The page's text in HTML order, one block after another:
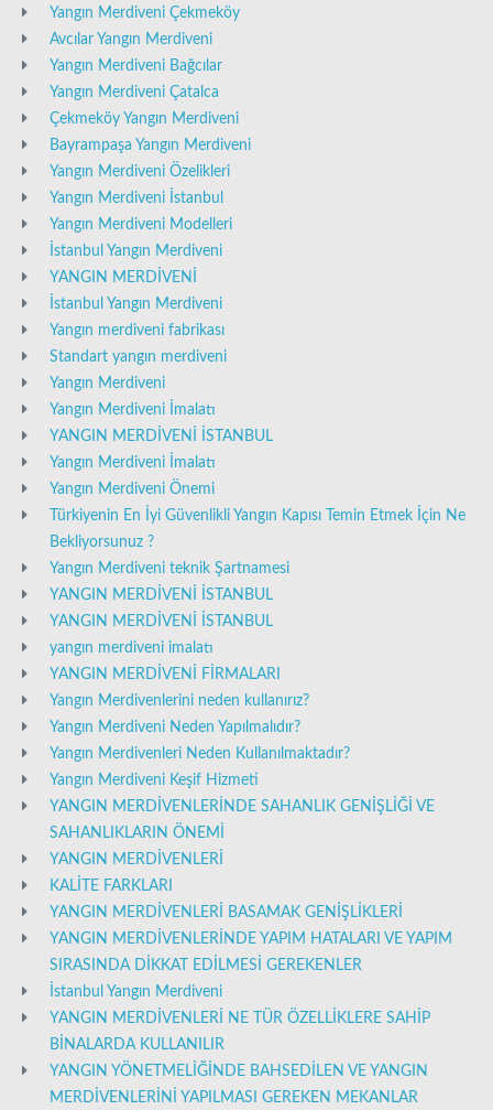
Yangın Merdiveni Çekmeköy
Avcılar Yangın Merdiveni
Yangın Merdiveni Bağcılar
Yangın Merdiveni Çatalca
Çekmeköy Yangın Merdiveni
Bayrampaşa Yangın Merdiveni
Yangın Merdiveni Özelikleri
Yangın Merdiveni İstanbul
Yangın Merdiveni Modelleri
İstanbul Yangın Merdiveni
YANGIN MERDİVENİ
İstanbul Yangın Merdiveni
Yangın merdiveni fabrikası
Standart yangın merdiveni
Yangın Merdiveni
Yangın Merdiveni İmalatı
YANGIN MERDİVENİ İSTANBUL
Yangın Merdiveni İmalatı
Yangın Merdiveni Önemi
Türkiyenin En İyi Güvenlikli Yangın Kapısı Temin Etmek İçin Ne
Bekliyorsunuz ?
Yangın Merdiveni teknik Şartnamesi
YANGIN MERDİVENİ İSTANBUL
YANGIN MERDİVENİ İSTANBUL
yangın merdiveni imalatı
YANGIN MERDİVENİ FİRMALARI
Yangın Merdivenlerini neden kullanırız?
Yangın Merdiveni Neden Yapılmalıdır?
Yangın Merdivenleri Neden Kullanılmaktadır?
Yangın Merdiveni Keşif Hizmeti
YANGIN MERDİVENLERİNDE SAHANLIK GENİŞLİĞİ VE
SAHANLIKLARIN ÖNEMİ
YANGIN MERDİVENLERİ
KALİTE FARKLARI
YANGIN MERDİVENLERİ BASAMAK GENİŞLİKLERİ
YANGIN MERDİVENLERİNDE YAPIM HATALARI VE YAPIM
SIRASINDA DİKKAT EDİLMESİ GEREKENLER
İstanbul Yangın Merdiveni
YANGIN MERDİVENLERİ NE TÜR ÖZELLİKLERE SAHİP
BİNALARDA KULLANILIR
YANGIN YÖNETMELİĞİNDE BAHSEDİLEN VE YANGIN
MERDİVENLERİNİ YAPILMASI GEREKEN MEKANLAR